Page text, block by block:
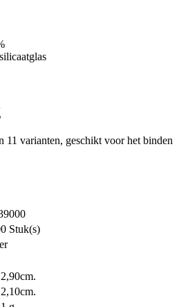
11 varianten, geschikt voor het binden
Stuk(s)
2,90cm.
2,10cm.